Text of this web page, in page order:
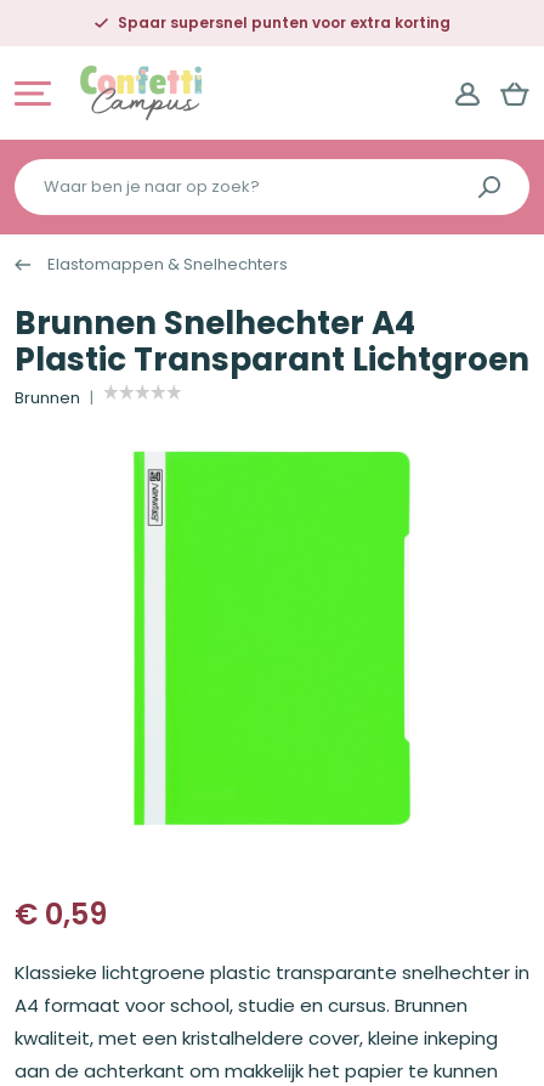
Spaar supersnel punten voor extra korting
Waar
ben
je
naar
op
zoek?
Elastomappen & Snelhechters
Brunnen Snelhechter A4
Plastic Transparant Lichtgroen
Brunnen
€ 0,59
Klassieke lichtgroene plastic transparante snelhechter in
A4 formaat voor school, studie en cursus. Brunnen
kwaliteit, met een kristalheldere cover, kleine inkeping
aan de achterkant om makkelijk het papier te kunnen